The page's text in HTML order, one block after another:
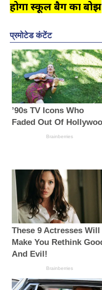
होगा स्कूल बैग का बोझ